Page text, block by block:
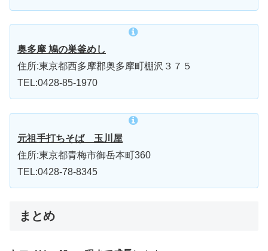
奥多摩 鳩の巣釜めし
住所:東京都西多摩郡奥多摩町棚沢３７５
TEL:0428-85-1970
元祖手打ちそば 玉川屋
住所:東京都青梅市御岳本町360
TEL:0428-78-8345
まとめ